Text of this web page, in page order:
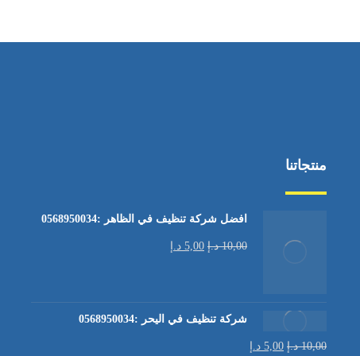
منتجاتنا
افضل شركة تنظيف في الظاهر :0568950034
10,00 د.إ 5,00 د.إ
شركة تنظيف في اليحر :0568950034
10,00 د.إ 5,00 د.إ